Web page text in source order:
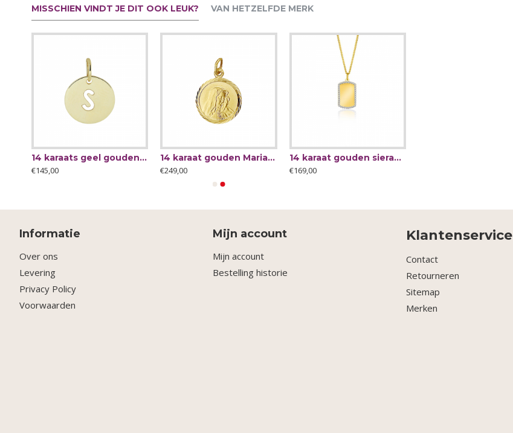
MISSCHIEN VINDT JE DIT OOK LEUK? VAN HETZELFDE MERK
14 karaats geel gouden hanger met letter S 13x10mm - 64221
€145,00
14 karaat gouden Maria bedel 14mm - 63638
€249,00
14 karaat gouden sieraad van ZINZIgraveer plaatje rechthoek 14mm - 63163
€169,00
Informatie
Over ons
Levering
Privacy Policy
Voorwaarden
Mijn account
Mijn account
Bestelling historie
Klantenservice
Contact
Retourneren
Sitemap
Merken